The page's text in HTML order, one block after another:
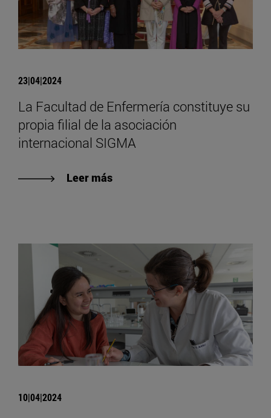
23|04|2024
La Facultad de Enfermería constituye su
propia filial de la asociación
internacional SIGMA
Leer más
10|04|2024